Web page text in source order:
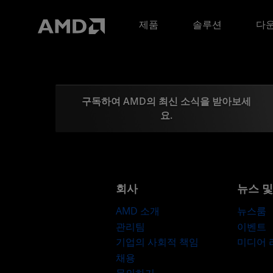
제품
솔루션 다
구독하여 AMD의 최신 소식을 받아보세
요.
회사
AMD 소개
관리팀
기업의 사회적 책임
채용
뉴스
뉴스룸
이벤트
미디어